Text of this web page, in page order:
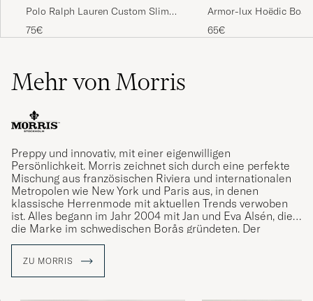
Polo Ralph Lauren Custom Slim
Fit Tee Ink
75€
Armor-lux Hoëdic
Héritage Stripe T-shirt
65€
Mehr von Morris
Preppy und innovativ, mit einer eigenwilligen
Persönlichkeit. Morris zeichnet sich durch eine perfekte
Mischung aus französischen Riviera und internationalen
Metropolen wie New York und Paris aus, in denen
klassische Herrenmode mit aktuellen Trends verwoben
ist. Alles begann im Jahr 2004 mit Jan und Eva Alsén, die
die Marke im schwedischen Borås gründeten. Der
bekannte Name Morris stammt von einem gleichnamigen
und 1970er Jahren in Stockholm seine Blütezeit hatte.
ZU MORRIS